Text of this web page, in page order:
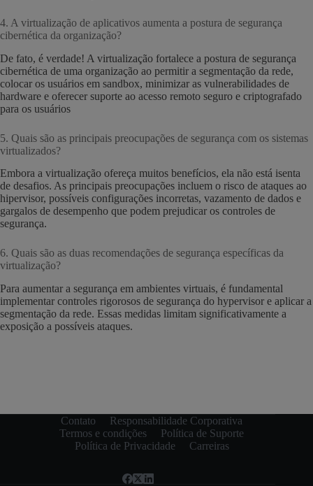
4. A virtualização de aplicativos aumenta a postura de segurança
cibernética da organização?
De fato, é verdade! A virtualização fortalece a postura de segurança
cibernética de uma organização ao permitir a segmentação da rede,
colocar os usuários em sandbox, minimizar as vulnerabilidades de
hardware e oferecer suporte ao acesso remoto seguro e criptografado
para os usuários
5. Quais são as principais preocupações de segurança com os sistemas
virtualizados?
Embora a virtualização ofereça muitos benefícios, ela não está isenta
de desafios. As principais preocupações incluem o risco de ataques ao
hipervisor, possíveis configurações incorretas, vazamento de dados e
gargalos de desempenho que podem prejudicar os controles de
segurança.
6. Quais são as duas recomendações de segurança específicas da
virtualização?
Para aumentar a segurança em ambientes virtuais, é fundamental
implementar controles rigorosos de segurança do hypervisor e aplicar a
segmentação da rede. Essas medidas limitam significativamente a
exposição a possíveis ataques.
Contato
Responsabilidade Corporativa
Termos e condições
Política de Suporte
Política de Privacidade
Carreiras